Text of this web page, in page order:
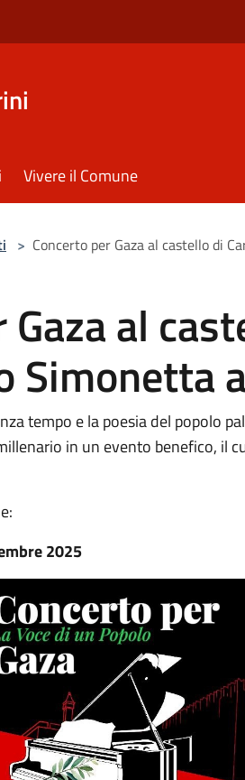
Vivere il Comune
> Concerto per Gaza al castello di
al
Simonetta
tempo e la poesia del popolo
in un evento benefico, il
2025